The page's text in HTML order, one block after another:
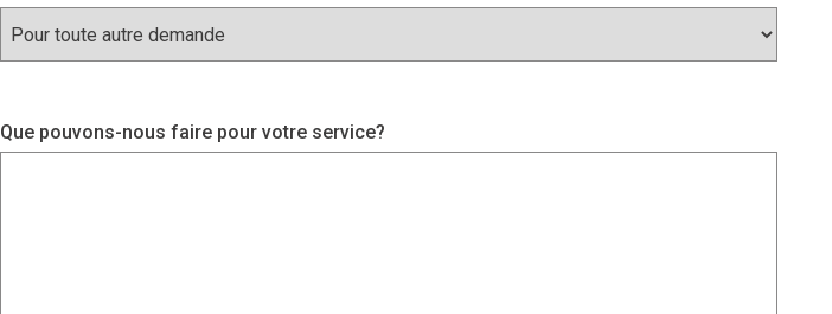
Que pouvons-nous faire pour votre service?